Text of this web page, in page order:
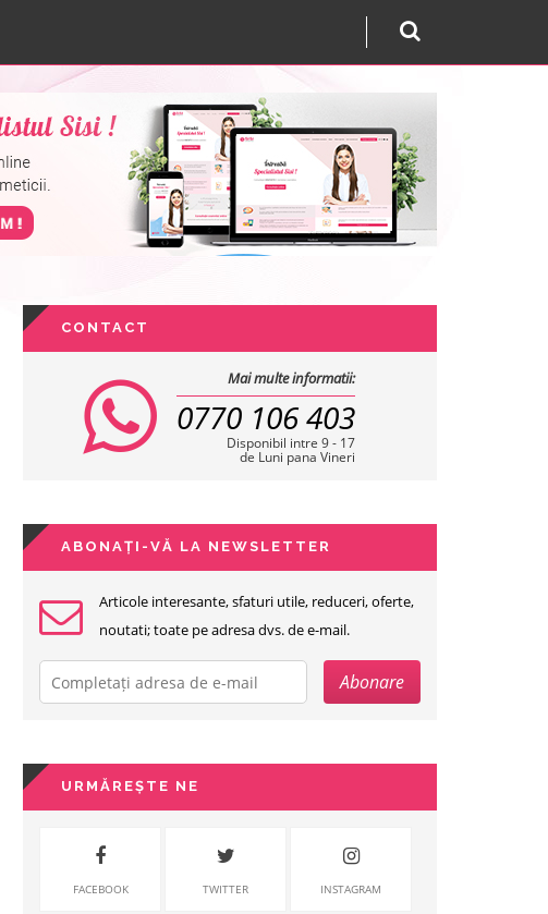
CONTACT
Mai multe informatii:
0770 106 403
Disponibil intre 9 - 17
de Luni pana Vineri
ABONAȚI-VĂ LA NEWSLETTER
Articole interesante, sfaturi utile, reduceri, oferte,
noutati; toate pe adresa dvs. de e-mail.
URMĂREȘTE NE
FACEBOOK TWITTER INSTAGRAM